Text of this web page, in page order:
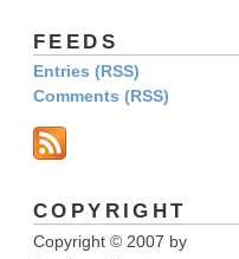
FEEDS
Entries (RSS)
Comments (RSS)
COPYRIGHT
Copyright © 2007 by